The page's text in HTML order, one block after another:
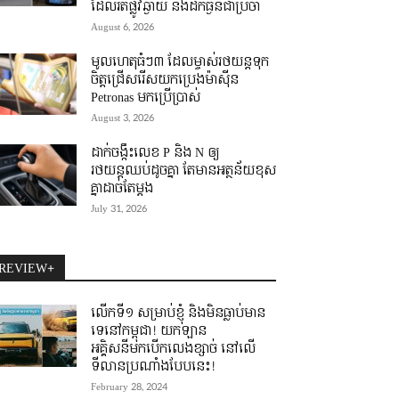
ដែលរត់ផ្លូវឆ្ងាយ និងដឹកធ្ងន់ជាប្រចាំ
August 6, 2026
មូលហេតុធំៗ៣ ដែលម្ចាស់រថយន្តទុក
ចិត្តជ្រើសរើសយកប្រេងម៉ាស៊ីន
Petronas មកប្រើប្រាស់
August 3, 2026
ដាក់ចង្កឹះលេខ P និង N ឲ្យ
រថយន្តឈប់ដូចគ្នា តែមានអត្ថន័យខុស
គ្នាដាច់តែម្តង
July 31, 2026
លើកទី១ សម្រាប់ខ្ញុំ និងមិនធ្លាប់មាន
ទេនៅកម្ពុជា! យកឡាន
អគ្គិសនីមកបើកលេងខ្សាច់ នៅលើ
ទីលានប្រណាំងបែបនេះ!
February 28, 2024